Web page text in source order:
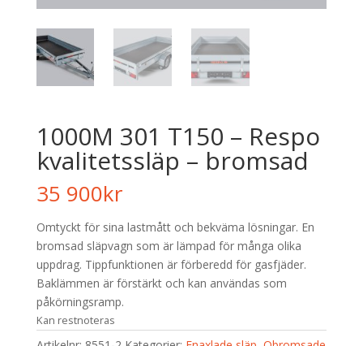
1000M 301 T150 – Respo
kvalitetssläp – bromsad
35 900kr
Omtyckt för sina lastmått och bekväma lösningar. En
bromsad släpvagn som är lämpad för många olika
uppdrag. Tippfunktionen är förberedd för gasfjäder.
Baklämmen är förstärkt och kan användas som
påkörningsramp.
Kan restnoteras